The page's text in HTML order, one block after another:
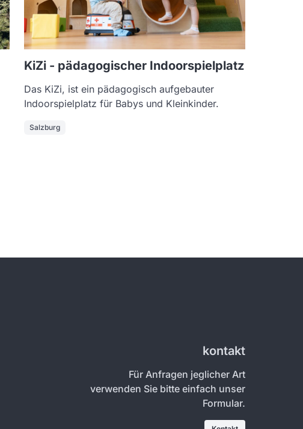
KiZi - pädagogischer Indoorspielplatz
Das KiZi, ist ein pädagogisch aufgebauter
Indoorspielplatz für Babys und Kleinkinder.
Salzburg
kontakt
Für Anfragen jeglicher Art
verwenden Sie bitte einfach unser
Formular.